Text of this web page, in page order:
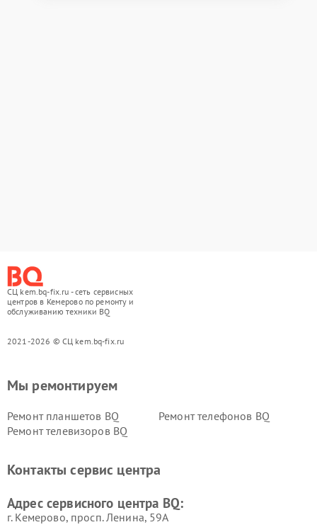
СЦ kem.bq-fix.ru - сеть сервисных
центров в Кемерово по ремонту и
обслуживанию техники BQ
2021-2026 © СЦ kem.bq-fix.ru
Мы ремонтируем
Ремонт планшетов BQ
Ремонт телефонов BQ
Ремонт телевизоров BQ
Контакты сервис центра
Адрес сервисного центра BQ:
г. Кемерово, просп. Ленина, 59А